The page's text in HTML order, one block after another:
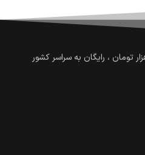
محصولات ارائه می‌شود.
تومان ، رایگان به سراسر کشور
انتخاب پرداخت در محل